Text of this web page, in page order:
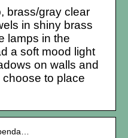
brass/gray clear
in shiny brass
lamps in the
a soft mood light
on walls and
to place